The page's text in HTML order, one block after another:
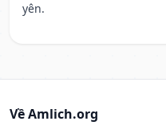
yên.
Về Amlich.org